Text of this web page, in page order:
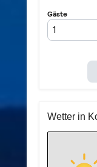
Wetter in